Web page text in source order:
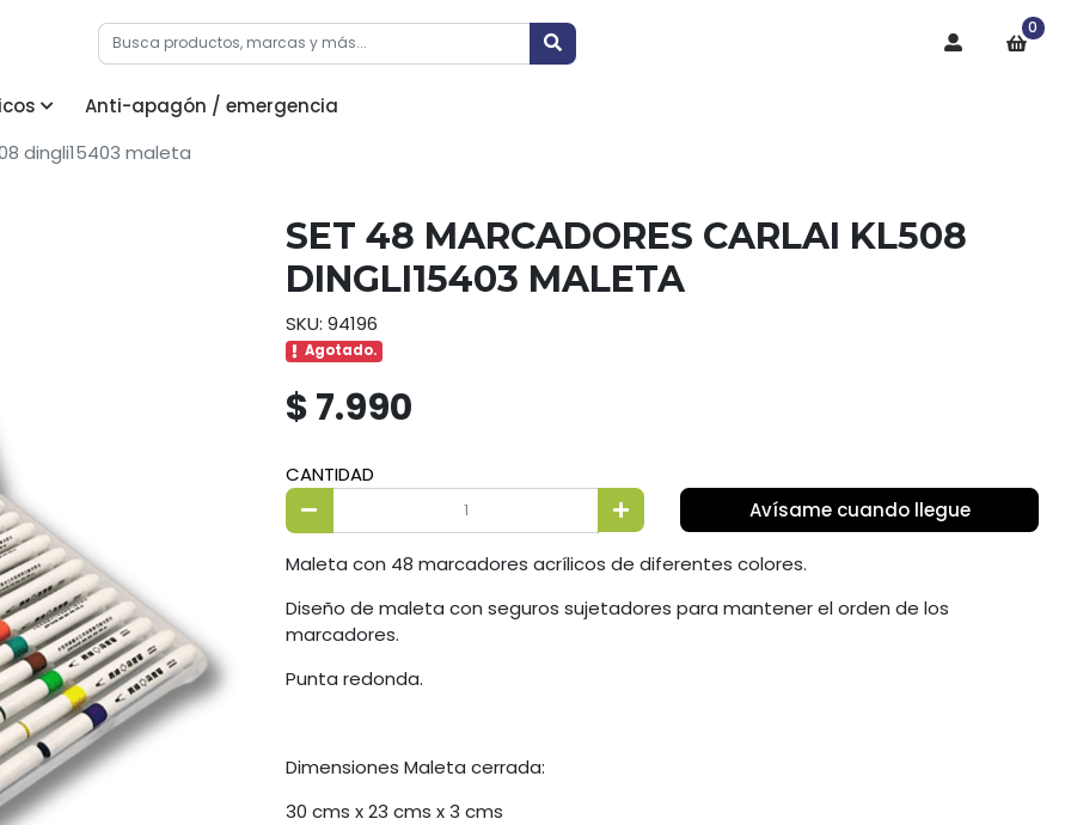
0
Anti-apagón / emergencia
dingli15403 maleta
SET 48 MARCADORES CARLAI KL508
DINGLI15403 MALETA
SKU: 94196
Agotado.
$ 7.990
CANTIDAD
Avísame cuando llegue
Maleta con 48 marcadores acrílicos de diferentes colores.
Diseño de maleta con seguros sujetadores para mantener el orden de los
marcadores.
Punta redonda.
Dimensiones Maleta cerrada:
30 cms x 23 cms x 3 cms